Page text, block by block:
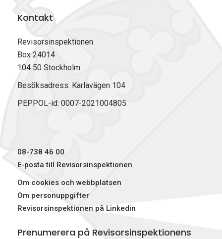
Kontakt
Revisorsinspektionen
Box 24014
104 50 Stockholm
Besöksadress: Karlavägen 104
PEPPOL-id: 0007-2021004805
08-738 46 00
E-posta till Revisorsinspektionen
Om cookies och webbplatsen
Om personuppgifter
Revisorsinspektionen på Linkedin
Prenumerera på Revisorsinspektionens